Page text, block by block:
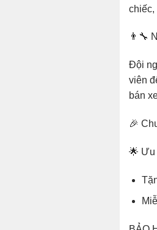
chiếc,
👨‍🔧
Đội
viên
bán
🎉
🌟 Ưu